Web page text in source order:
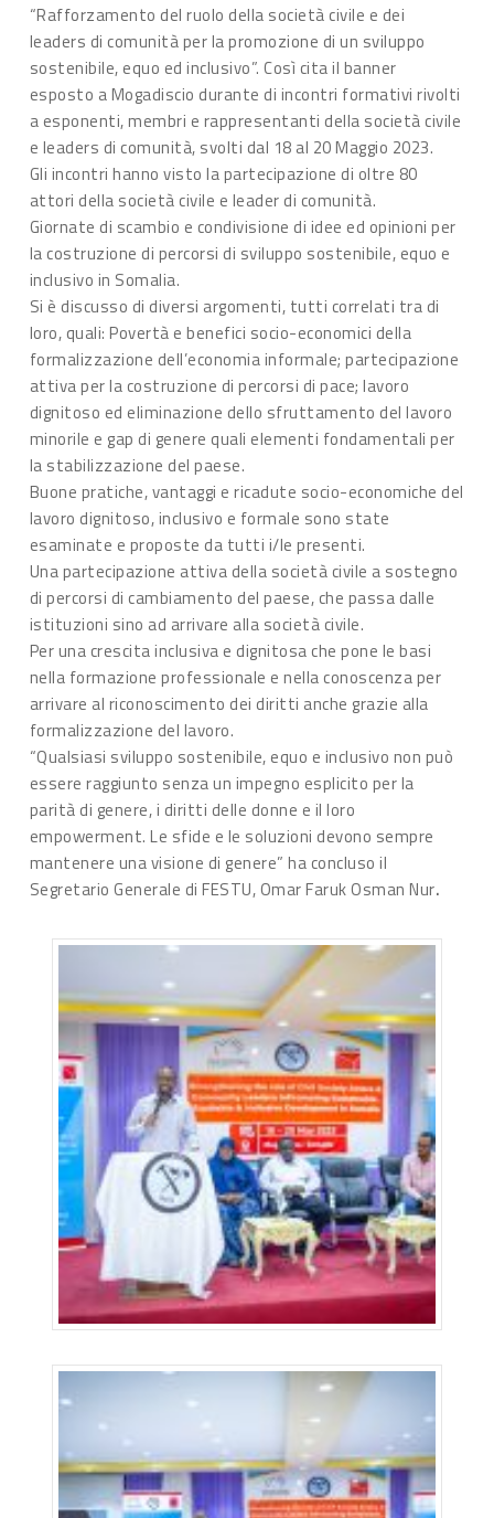
“Rafforzamento del ruolo della società civile e dei
leaders di comunità per la promozione di un sviluppo
sostenibile, equo ed inclusivo”. Così cita il banner
esposto a Mogadiscio durante di incontri formativi rivolti
a esponenti, membri e rappresentanti della società civile
e leaders di comunità, svolti dal 18 al 20 Maggio 2023.
Gli incontri hanno visto la partecipazione di oltre 80
attori della società civile e leader di comunità.
Giornate di scambio e condivisione di idee ed opinioni per
la costruzione di percorsi di sviluppo sostenibile, equo e
inclusivo in Somalia.
Si è discusso di diversi argomenti, tutti correlati tra di
loro, quali: Povertà e benefici socio-economici della
formalizzazione dell’economia informale; partecipazione
attiva per la costruzione di percorsi di pace; lavoro
dignitoso ed eliminazione dello sfruttamento del lavoro
minorile e gap di genere quali elementi fondamentali per
la stabilizzazione del paese.
Buone pratiche, vantaggi e ricadute socio-economiche del
lavoro dignitoso, inclusivo e formale sono state
esaminate e proposte da tutti i/le presenti.
Una partecipazione attiva della società civile a sostegno
di percorsi di cambiamento del paese, che passa dalle
istituzioni sino ad arrivare alla società civile.
Per una crescita inclusiva e dignitosa che pone le basi
nella formazione professionale e nella conoscenza per
arrivare al riconoscimento dei diritti anche grazie alla
formalizzazione del lavoro.
“Qualsiasi sviluppo sostenibile, equo e inclusivo non può
essere raggiunto senza un impegno esplicito per la
parità di genere, i diritti delle donne e il loro
empowerment. Le sfide e le soluzioni devono sempre
mantenere una visione di genere” ha concluso il
Segretario Generale di FESTU, Omar Faruk Osman Nur.